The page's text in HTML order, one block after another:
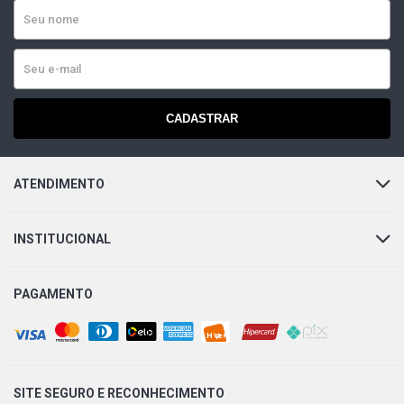
DEL REY GLX SW 1.8 8V AP (1987 - 1992)
PAMPA 4X4 PICKUP 1.6 8V AP (1989 - 1996)
PAMPA GL PICKUP 1.6 8V AP (1989 - 1997)
CADASTRAR
ATENDIMENTO
INSTITUCIONAL
PAGAMENTO
SITE SEGURO E RECONHECIMENTO